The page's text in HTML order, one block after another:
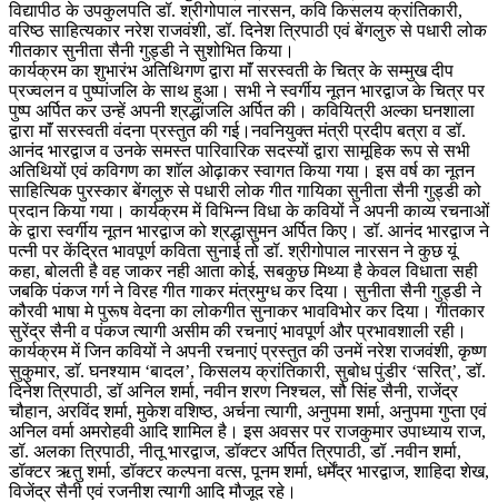
विद्यापीठ के उपकुलपति डॉ. श्रीगोपाल नारसन, कवि किसलय क्रांतिकारी,
वरिष्ठ साहित्यकार नरेश राजवंशी, डॉ. दिनेश त्रिपाठी एवं बेंगलुरु से पधारी लोक
गीतकार सुनीता सैनी गुड्डी ने सुशोभित किया।
कार्यक्रम का शुभारंभ अतिथिगण द्वारा माॅं सरस्वती के चित्र के सम्मुख दीप
प्रज्वलन व पुष्पांजलि के साथ हुआ। सभी ने स्वर्गीय नूतन भारद्वाज के चित्र पर
पुष्प अर्पित कर उन्हें अपनी श्रद्धांजलि अर्पित की। कवियित्री अल्का घनशाला
द्वारा माॅं सरस्वती वंदना प्रस्तुत की गई।नवनियुक्त मंत्री प्रदीप बत्रा व डॉ.
आनंद भारद्वाज व उनके समस्त पारिवारिक सदस्यों द्वारा सामूहिक रूप से सभी
अतिथियों एवं कविगण का शाॅल ओढ़ाकर स्वागत किया गया। इस वर्ष का नूतन
साहित्यिक पुरस्कार बेंगलुरु से पधारी लोक गीत गायिका सुनीता सैनी गुड्डी को
प्रदान किया गया। कार्यक्रम में विभिन्न विधा के कवियों ने अपनी काव्य रचनाओं
के द्वारा स्वर्गीय नूतन भारद्वाज को श्रद्धासुमन अर्पित किए। डॉ. आनंद भारद्वाज ने
पत्नी पर केंद्रित भावपूर्ण कविता सुनाई तो डॉ. श्रीगोपाल नारसन ने कुछ यूं
कहा, बोलती है वह जाकर नही आता कोई, सबकुछ मिथ्या है केवल विधाता सही
जबकि पंकज गर्ग ने विरह गीत गाकर मंत्रमुग्ध कर दिया। सुनीता सैनी गुड्डी ने
कौरवी भाषा मे पुरूष वेदना का लोकगीत सुनाकर भावविभोर कर दिया। गीतकार
सुरेंद्र सैनी व पंकज त्यागी असीम की रचनाएं भावपूर्ण और प्रभावशाली रही।
कार्यक्रम में जिन कवियों ने अपनी रचनाएं प्रस्तुत की उनमें नरेश राजवंशी, कृष्ण
सुकुमार, डाॅ. घनश्याम ‘बादल’, किसलय क्रांतिकारी, सुबोध पुंडीर ‘सरित्’, डॉ.
दिनेश त्रिपाठी, डॉ अनिल शर्मा, नवीन शरण निश्चल, सौ सिंह सैनी, राजेंद्र
चौहान, अरविंद शर्मा, मुकेश वशिष्ठ, अर्चना त्यागी, अनुपमा शर्मा, अनुपमा गुप्ता एवं
अनिल वर्मा अमरोहवी आदि शामिल है। इस अवसर पर राजकुमार उपाध्याय राज,
डॉ. अलका त्रिपाठी, नीतू भारद्वाज, डॉक्टर अर्पित त्रिपाठी, डॉ .नवीन शर्मा,
डॉक्टर ऋतु शर्मा, डॉक्टर कल्पना वत्स, पूनम शर्मा, धर्मेंद्र भारद्वाज, शाहिदा शेख,
विजेंद्र सैनी एवं रजनीश त्यागी आदि मौजूद रहे।